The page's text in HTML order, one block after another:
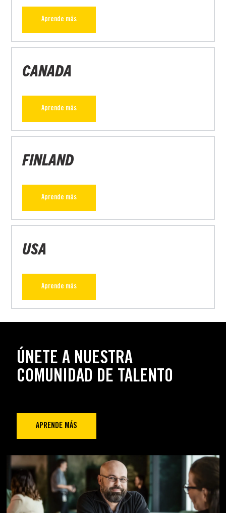
Aprende más
CANADA
Aprende más
FINLAND
Aprende más
USA
Aprende más
ÚNETE A NUESTRA
COMUNIDAD DE TALENTO
APRENDE MÁS